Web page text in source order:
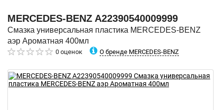
MERCEDES-BENZ A22390540009999
Смазка универсальная пластика MERCEDES-BENZ
аэр Ароматная 400мл
0 оценок О бренде MERCEDES-BENZ